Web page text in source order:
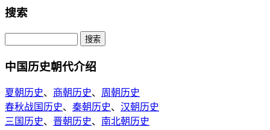
搜索
中国历史朝代介绍
夏朝历史、 商朝历史、 周朝历史
春秋战国历史、 秦朝历史、 汉朝历史
三国历史、 晋朝历史、 南北朝历史